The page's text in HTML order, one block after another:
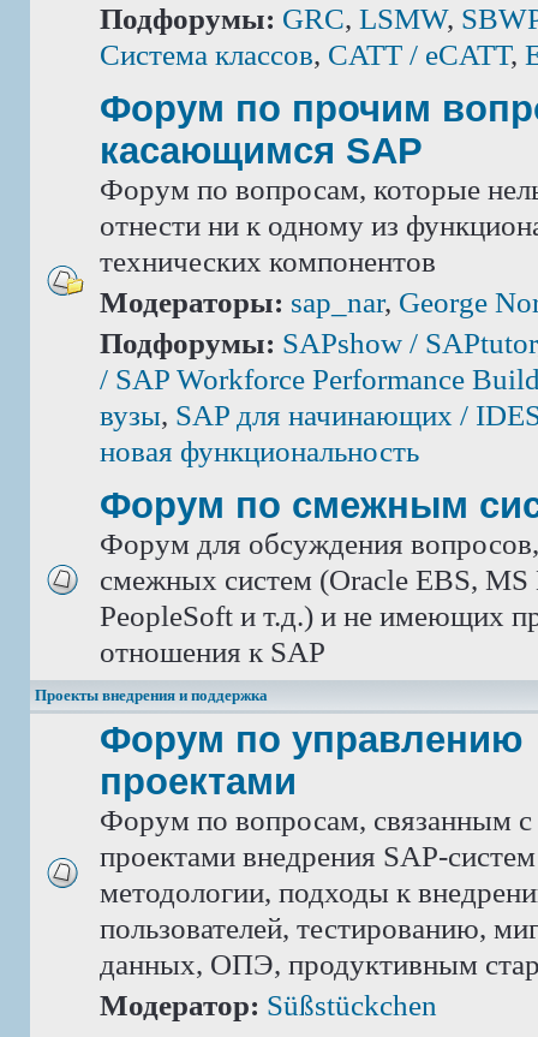
Подфорумы: GRC, LSMW,
Система классов, CATT / eCATT,
Форум по прочим
касающимся SAP
Форум по вопросам, которые
отнести ни к одному из
технических компонентов
Модераторы: sap_nar, George
Подфорумы: SAPshow / SAPtutor
/ SAP Workforce Performance
вузы, SAP для начинающих /
новая функциональность
Форум по смежным
Форум для обсуждения
смежных систем (Oracle EBS,
PeopleSoft и т.д.) и не имеющих
отношения к SAP
Проекты внедрения и поддержка
Форум по управлению
проектами
Форум по вопросам, связанным с
проектами внедрения SAP-
методологии, подходы к
пользователей, тестированию,
данных, ОПЭ, продуктивным
Модератор: Süßstückchen